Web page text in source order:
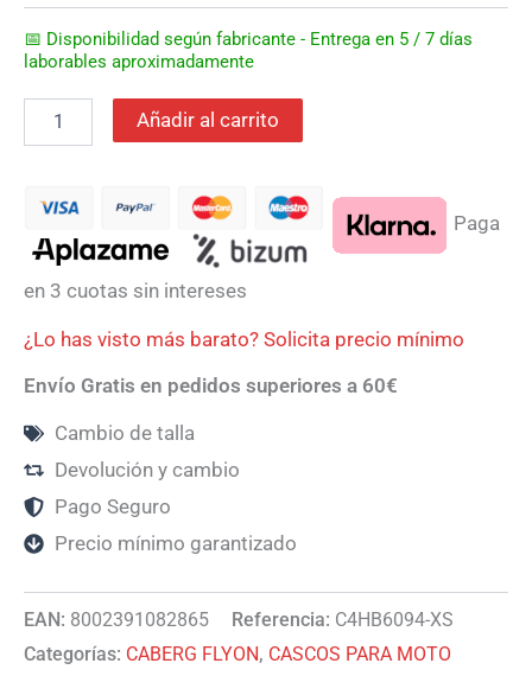
📅 Disponibilidad según fabricante - Entrega en 5 / 7 días
laborables aproximadamente
Añadir al carrito
Paga
en 3 cuotas sin intereses
¿Lo has visto más barato? Solicita precio mínimo
Envío Gratis en pedidos superiores a 60€
Cambio de talla
Devolución y cambio
Pago Seguro
Precio mínimo garantizado
EAN: 8002391082865 Referencia: C4HB6094-XS
Categorías: CABERG FLYON, CASCOS PARA MOTO